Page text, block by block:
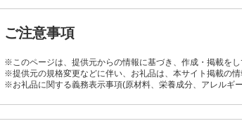
ご注意事項
※このページは、提供元からの情報に基づき、作成・掲載をし
※提供元の規格変更などに伴い、お礼品は、本サイト掲載の
※お礼品に関する義務表示事項(原材料、栄養成分、アレルギ